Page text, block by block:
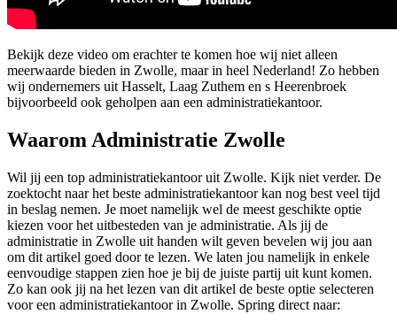
Bekijk deze video om erachter te komen hoe wij niet alleen
meerwaarde bieden in Zwolle, maar in heel Nederland! Zo hebben
wij ondernemers uit Hasselt, Laag Zuthem en s Heerenbroek
bijvoorbeeld ook geholpen aan een administratiekantoor.
Waarom Administratie Zwolle
Wil jij een top administratiekantoor uit Zwolle. Kijk niet verder. De
zoektocht naar het beste administratiekantoor kan nog best veel tijd
in beslag nemen. Je moet namelijk wel de meest geschikte optie
kiezen voor het uitbesteden van je administratie. Als jij de
administratie in Zwolle uit handen wilt geven bevelen wij jou aan
om dit artikel goed door te lezen. We laten jou namelijk in enkele
eenvoudige stappen zien hoe je bij de juiste partij uit kunt komen.
Zo kan ook jij na het lezen van dit artikel de beste optie selecteren
voor een administratiekantoor in Zwolle. Spring direct naar: